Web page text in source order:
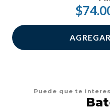
Puede que te